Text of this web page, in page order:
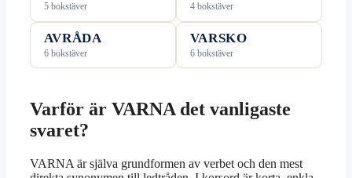
5 bokstäver 4 bokstäver
AVRÅDA
6 bokstäver
VARSKO
6 bokstäver
Varför är VARNA det vanligaste
svaret?
VARNA är själva grundformen av verbet och den mest